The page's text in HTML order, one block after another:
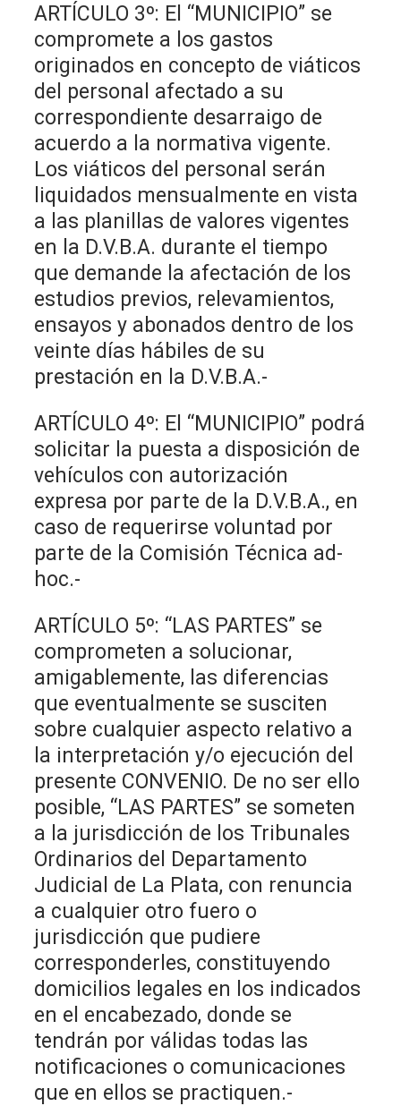
ARTÍCULO 3º: El “MUNICIPIO” se
compromete a los gastos
originados en concepto de viáticos
del personal afectado a su
correspondiente desarraigo de
acuerdo a la normativa vigente.
Los viáticos del personal serán
liquidados mensualmente en vista
a las planillas de valores vigentes
en la D.V.B.A. durante el tiempo
que demande la afectación de los
estudios previos, relevamientos,
ensayos y abonados dentro de los
veinte días hábiles de su
prestación en la D.V.B.A.-
ARTÍCULO 4º: El “MUNICIPIO” podrá
solicitar la puesta a disposición de
vehículos con autorización
expresa por parte de la D.V.B.A., en
caso de requerirse voluntad por
parte de la Comisión Técnica ad-
hoc.-
ARTÍCULO 5º: “LAS PARTES” se
comprometen a solucionar,
amigablemente, las diferencias
que eventualmente se susciten
sobre cualquier aspecto relativo a
la interpretación y/o ejecución del
presente CONVENIO. De no ser ello
posible, “LAS PARTES” se someten
a la jurisdicción de los Tribunales
Ordinarios del Departamento
Judicial de La Plata, con renuncia
a cualquier otro fuero o
jurisdicción que pudiere
corresponderles, constituyendo
domicilios legales en los indicados
en el encabezado, donde se
tendrán por válidas todas las
notificaciones o comunicaciones
que en ellos se practiquen.-